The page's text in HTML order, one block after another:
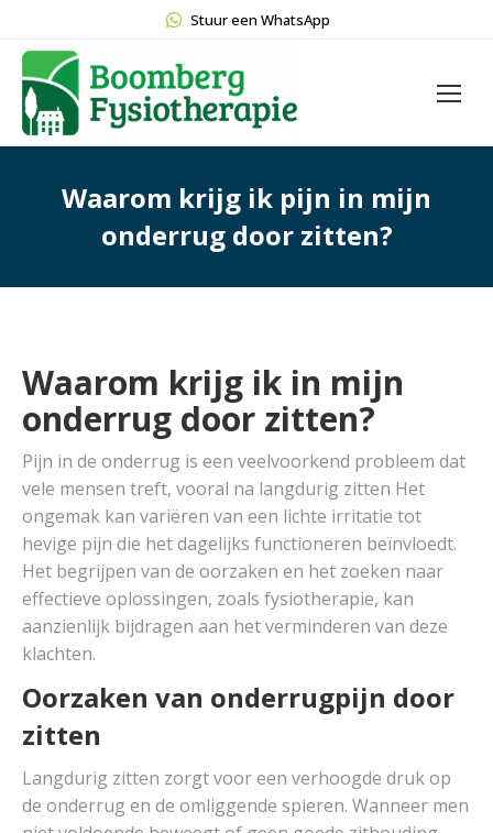
Stuur een WhatsApp
Waarom krijg ik pijn in mijn
onderrug door zitten?
Waarom krijg ik in mijn
onderrug door zitten?
Pijn in de onderrug is een veelvoorkend probleem dat
vele mensen treft, vooral na langdurig zitten Het
ongemak kan variëren van een lichte irritatie tot
hevige pijn die het dagelijks functioneren beïnvloedt.
Het begrijpen van de oorzaken en het zoeken naar
effectieve oplossingen, zoals fysiotherapie, kan
aanzienlijk bijdragen aan het verminderen van deze
klachten.
Oorzaken van onderrugpijn door
zitten
Langdurig zitten zorgt voor een verhoogde druk op
de onderrug en de omliggende spieren. Wanneer men